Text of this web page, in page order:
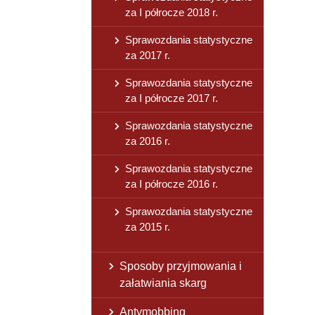
za I półrocze 2018 r.
Sprawozdania statystyczne
za 2017 r.
Sprawozdania statystyczne
za I półrocze 2017 r.
Sprawozdania statystyczne
za 2016 r.
Sprawozdania statystyczne
za I półrocze 2016 r.
Sprawozdania statystyczne
za 2015 r.
Sposoby przyjmowania i
załatwiania skarg
Antymobbing